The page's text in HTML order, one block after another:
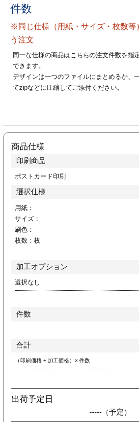
印刷
リーブ
ー印刷
件数
※同じ仕様（用紙・サイズ・枚数等
う注文
同一な仕様の商品はこちらの注文件数を指
できます。
デザインは一つのファイルにまとめるか、
てzipなどに圧縮してご添付ください。
商品仕様
印刷商品
ポストカード印刷
選択仕様
用紙：
サイズ：
刷色：
枚数： 枚
加工オプション
選択なし
件数
合計
（印刷価格 + 加工価格）× 件数
出荷予定日
-----（予定）